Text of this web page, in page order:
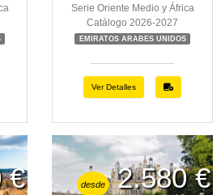
Serie Oriente Medio y África
Catálogo 2026-2027
EMIRATOS ARABES UNIDOS
Ver Detalles
€ desde 2.580 €